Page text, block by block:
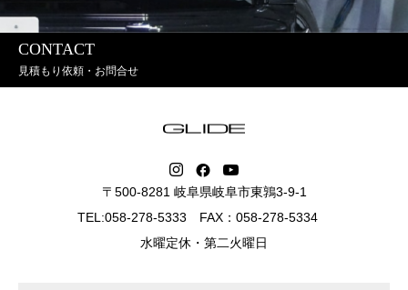
CONTACT
見積もり依頼・お問合せ
〒500-8281 岐阜県岐阜市東鶉3-9-1
TEL:058-278-5333 FAX：058-278-5334
水曜定休・第二火曜日